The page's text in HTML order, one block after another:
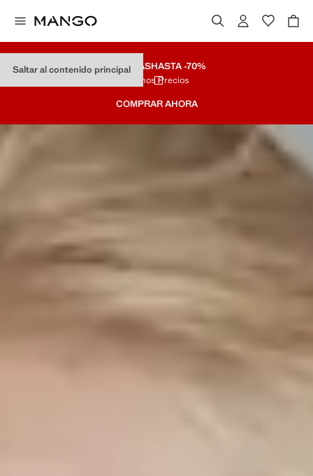
Saltar al contenido principal
REBAJASHASTA -70%
Últimos Precios
COMPRAR AHORA